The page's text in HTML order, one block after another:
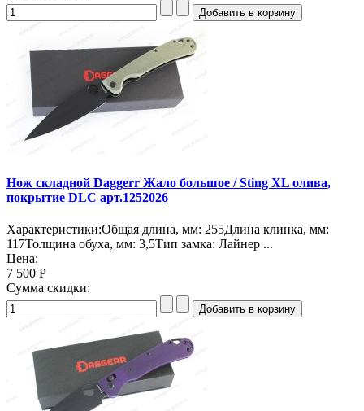
Нож складной Daggerr Жало большое / Sting XL олива,
покрытие DLC арт.1252026
Характеристики:Общая длина, мм: 255Длина клинка, мм:
117Толщина обуха, мм: 3,5Тип замка: Лайнер ...
Цена:
7 500 Р
Сумма скидки: